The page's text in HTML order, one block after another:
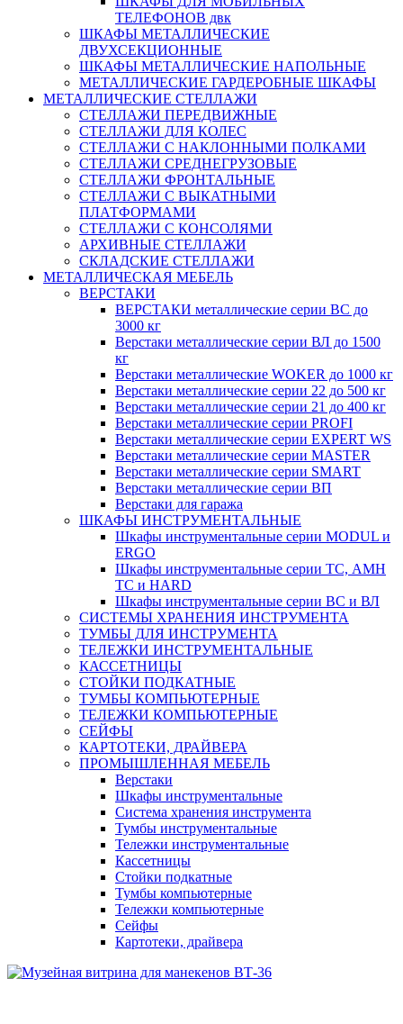
ТЕЛЕФОНОВ двк
ШКАФЫ МЕТАЛЛИЧЕСКИЕ
ДВУХСЕКЦИОННЫЕ
ШКАФЫ МЕТАЛЛИЧЕСКИЕ НАПОЛЬНЫЕ
МЕТАЛЛИЧЕСКИЕ ГАРДЕРОБНЫЕ ШКАФЫ
МЕТАЛЛИЧЕСКИЕ СТЕЛЛАЖИ
СТЕЛЛАЖИ ПЕРЕДВИЖНЫЕ
СТЕЛЛАЖИ ДЛЯ КОЛЕС
СТЕЛЛАЖИ С НАКЛОННЫМИ ПОЛКАМИ
СТЕЛЛАЖИ СРЕДНЕГРУЗОВЫЕ
СТЕЛЛАЖИ ФРОНТАЛЬНЫЕ
СТЕЛЛАЖИ С ВЫКАТНЫМИ
ПЛАТФОРМАМИ
СТЕЛЛАЖИ С КОНСОЛЯМИ
АРХИВНЫЕ СТЕЛЛАЖИ
СКЛАДСКИЕ СТЕЛЛАЖИ
МЕТАЛЛИЧЕСКАЯ МЕБЕЛЬ
ВЕРСТАКИ
ВЕРСТАКИ металлические серии ВС до
3000 кг
Верстаки металлические серии ВЛ до 1500
кг
Верстаки металлические WOKER до 1000 кг
Верстаки металлические серии 22 до 500 кг
Верстаки металлические серии 21 до 400 кг
Верстаки металлические серии PROFI
Верстаки металлические серии EXPERT WS
Верстаки металлические серии MASTER
Верстаки металлические серии SMART
Верстаки металлические серии ВП
Верстаки для гаража
ШКАФЫ ИНСТРУМЕНТАЛЬНЫЕ
Шкафы инструментальные серии MODUL и
ERGO
Шкафы инструментальные серии ТС, АМН
ТС и HARD
Шкафы инструментальные серии ВС и ВЛ
СИСТЕМЫ ХРАНЕНИЯ ИНСТРУМЕНТА
ТУМБЫ ДЛЯ ИНСТРУМЕНТА
ТЕЛЕЖКИ ИНСТРУМЕНТАЛЬНЫЕ
КАССЕТНИЦЫ
СТОЙКИ ПОДКАТНЫЕ
ТУМБЫ КОМПЬЮТЕРНЫЕ
ТЕЛЕЖКИ КОМПЬЮТЕРНЫЕ
СЕЙФЫ
КАРТОТЕКИ, ДРАЙВЕРА
ПРОМЫШЛЕННАЯ МЕБЕЛЬ
Верстаки
Шкафы инструментальные
Система хранения инструмента
Тумбы инструментальные
Тележки инструментальные
Кассетницы
Стойки подкатные
Тумбы компьютерные
Тележки компьютерные
Сейфы
Картотеки, драйвера